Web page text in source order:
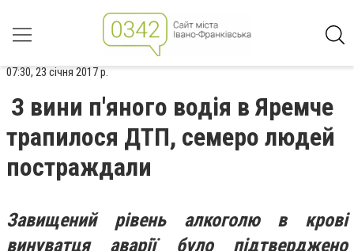
07:30, 23 січня 2017 р.
З вини п'яного водія в Яремче
трапилося ДТП, семеро людей
постраждали
Завищений рівень алкоголю в крові
винуватця аварії було підтверджено